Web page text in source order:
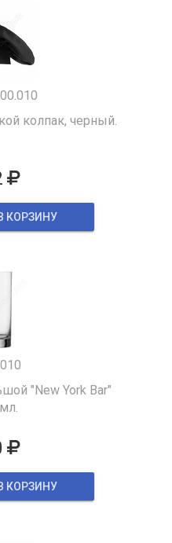
колпак, черный.
КОРЗИНУ
"New York Bar"
КОРЗИНУ